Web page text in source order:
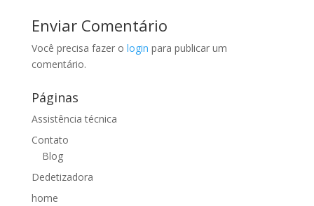
Enviar Comentário
Você precisa fazer o login para publicar um
comentário.
Páginas
Assistência técnica
Contato
Blog
Dedetizadora
home